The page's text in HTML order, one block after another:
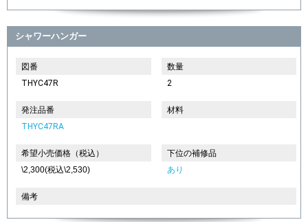
シャワーハンガー
図番
THYC47R
数量
2
発注品番
THYC47RA
材料
希望小売価格（税込）
\2,300(税込\2,530)
下位の補修品
あり
備考